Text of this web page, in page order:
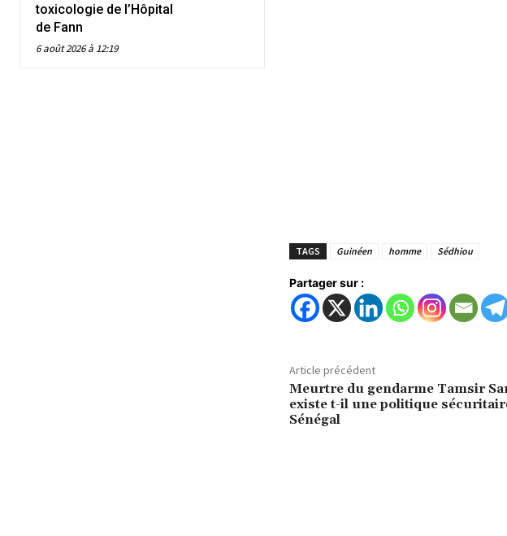
toxicologie de l’Hôpital
de Fann
6 août 2026 à 12:19
TAGS Guinéen homme Sédhiou
Partager sur :
Article précédent
Meurtre du gendarme Tamsir
existe t-il une politique
Sénégal